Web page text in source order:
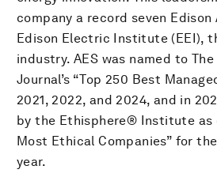
company a record seven
Edison Electric Institute (EEI),
industry. AES was named to
Journal’s “Top 250 Best
2021, 2022, and 2024, and in
by the Ethisphere® Institute as
Most Ethical Companies” for
year.